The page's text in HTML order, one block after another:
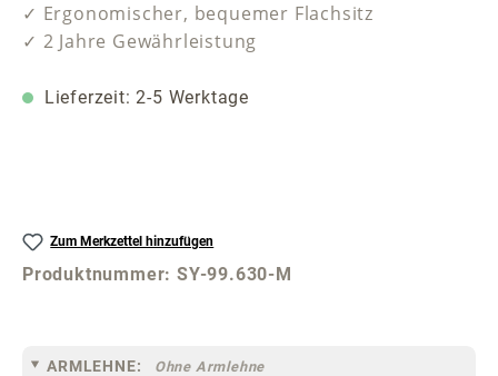
✓ Ergonomischer, bequemer Flachsitz
✓ 2 Jahre Gewährleistung
Lieferzeit: 2-5 Werktage
Zum Merkzettel hinzufügen
Produktnummer:SY-99.630-M
ARMLEHNE: Ohne Armlehne